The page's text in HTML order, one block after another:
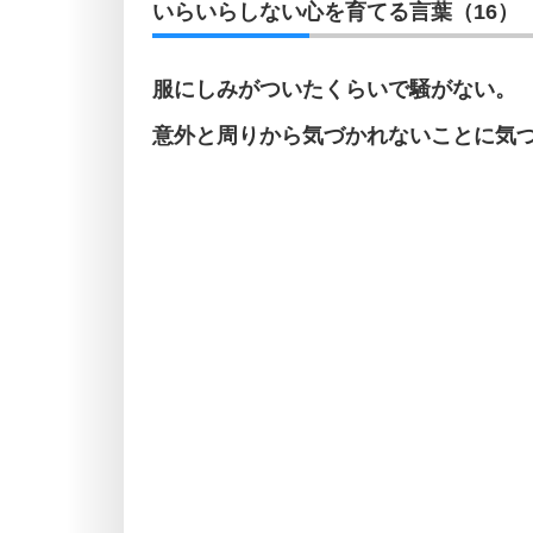
いらいらしない心を育てる言葉（16）
服にしみがついたくらいで騒がない。
意外と周りから気づかれないことに気